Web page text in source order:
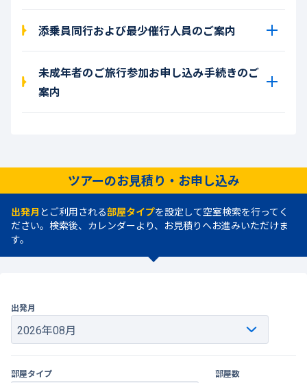
添乗員同行および最少催行人員のご案内
未成年者のご旅行参加お申し込み手続きのご
案内
ツアーのお見積り・お申し込み
出発月 とご利用される部屋タイプを設定して空室検索を行ってく
ださい。検索後、カレンダーより、お見積りへお進みいただけま
す。
出発月
部屋タイプ 部屋数